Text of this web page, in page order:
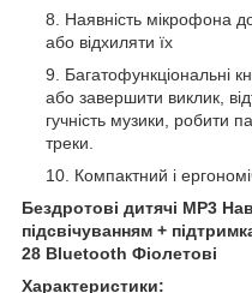
Наявність мікрофона
або відхиляти їх
Багатофункціональні
або завершити виклик,
гучність музики, робити
треки.
Компактний і
Бездротові дитячі MP3
підсвічуванням +
28 Bluetooth Фіолетові
Характеристики: